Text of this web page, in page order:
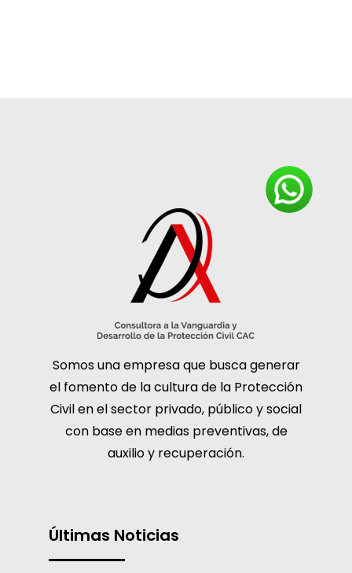
Somos una empresa que busca generar
el fomento de la cultura de la Protección
Civil en el sector privado, público y social
con base en medias preventivas, de
auxilio y recuperación.
Últimas Noticias